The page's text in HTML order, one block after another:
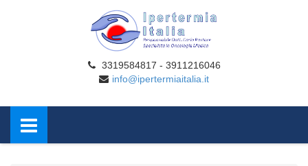
3319584817 - 3911216046
info@ipertermiaitalia.it